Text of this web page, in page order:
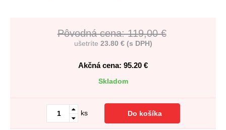
Pôvodná cena: 119,00 €
ušetríte 23.80 € (s DPH)
Akčná cena: 95.20 €
Skladom
ks Do košíka